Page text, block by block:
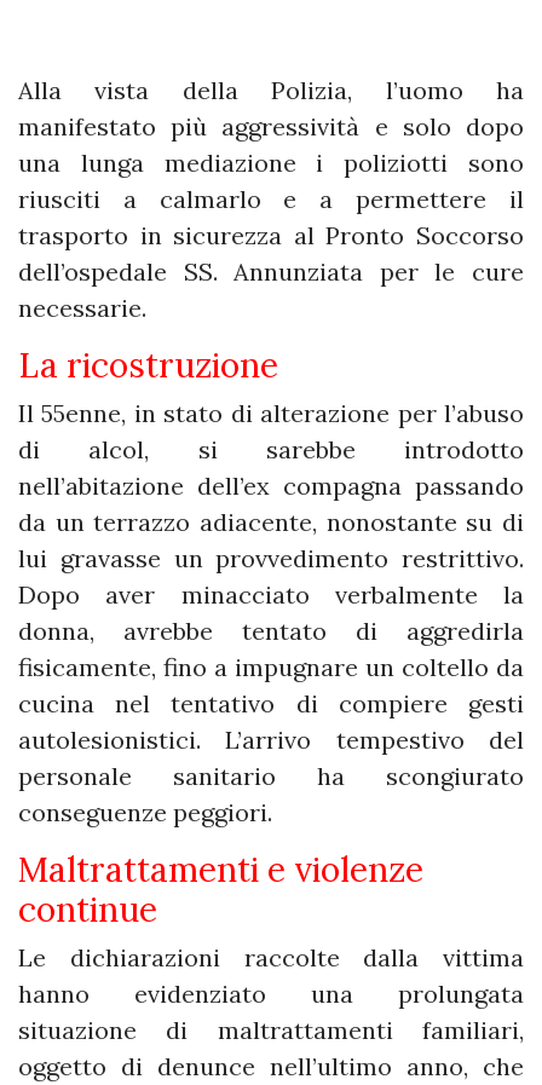
Alla vista della Polizia, l’uomo ha
manifestato più aggressività e solo dopo
una lunga mediazione i poliziotti sono
riusciti a calmarlo e a permettere il
trasporto in sicurezza al Pronto Soccorso
dell’ospedale SS. Annunziata per le cure
necessarie.
La ricostruzione
Il 55enne, in stato di alterazione per l’abuso
di alcol, si sarebbe introdotto
nell’abitazione dell’ex compagna passando
da un terrazzo adiacente, nonostante su di
lui gravasse un provvedimento restrittivo.
Dopo aver minacciato verbalmente la
donna, avrebbe tentato di aggredirla
fisicamente, fino a impugnare un coltello da
cucina nel tentativo di compiere gesti
autolesionistici. L’arrivo tempestivo del
personale sanitario ha scongiurato
conseguenze peggiori.
Maltrattamenti e violenze
continue
Le dichiarazioni raccolte dalla vittima
hanno evidenziato una prolungata
situazione di maltrattamenti familiari,
oggetto di denunce nell’ultimo anno, che